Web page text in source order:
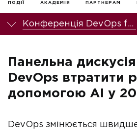
ПОДІЇ АКАДЕМІЯ ПАРТНЕРАМ
Конференція DevOps fwdays'26
Панельна
DevOps втратити
допомогою AI у
DevOps змінюється